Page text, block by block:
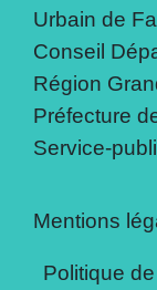
Urbain de
Conseil
Région
Préfecture
Service-
Mentions
Politique